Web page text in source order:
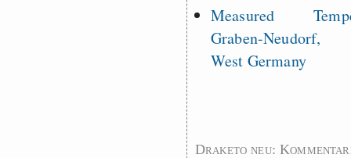
Measured
Graben-Neudorf,
West Germany
Draketo neu: